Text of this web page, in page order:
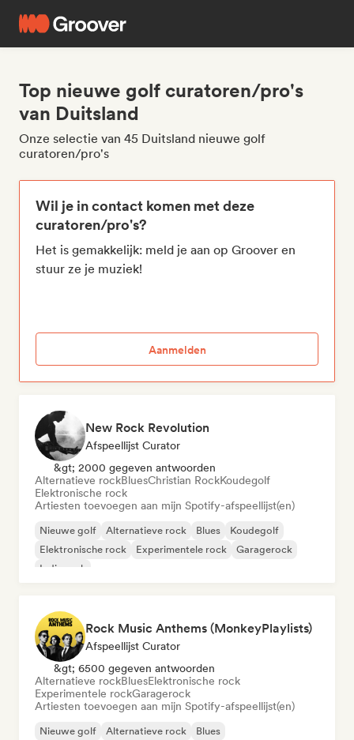
Top nieuwe golf curatoren/pro's
van Duitsland
Onze selectie van 45 Duitsland nieuwe golf
curatoren/pro's
Wil je in contact komen met deze
curatoren/pro's?
Het is gemakkelijk: meld je aan op Groover en
stuur ze je muziek!
Aanmelden
New Rock Revolution
Afspeellijst Curator
&gt; 2000 gegeven antwoorden
Alternatieve rockBluesChristian RockKoudegolf
Elektronische rock
Artiesten toevoegen aan mijn Spotify-afspeellijst(en)
Nieuwe golf Alternatieve rock Blues
Koudegolf
Elektronische rock
Experimentele rock
Garagerock
Indie rock
Rock Music Anthems (MonkeyPlaylists)
Afspeellijst Curator
&gt; 6500 gegeven antwoorden
Alternatieve rockBluesElektronische rock
Experimentele rockGaragerock
Artiesten toevoegen aan mijn Spotify-afspeellijst(en)
Nieuwe golf Alternatieve rock
Blues